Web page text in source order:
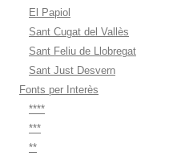
El Papiol
Sant Cugat del Vallès
Sant Feliu de Llobregat
Sant Just Desvern
Fonts per Interès
****
***
**